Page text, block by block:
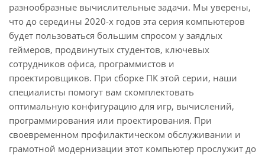
разнообразные вычислительные задачи. Мы уверены,
что до середины 2020-х годов эта серия компьютеров
будет пользоваться большим спросом у заядлых
геймеров, продвинутых студентов, ключевых
сотрудников офиса, программистов и
проектировщиков. При сборке ПК этой серии, наши
специалисты помогут вам скомплектовать
оптимальную конфигурацию для игр, вычислений,
программирования или проектирования. При
своевременном профилактическом обслуживании и
грамотной модернизации этот компьютер прослужит до